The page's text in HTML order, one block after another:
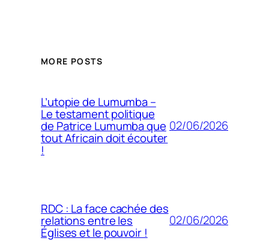
MORE POSTS
L’utopie de Lumumba –
Le testament politique
de Patrice Lumumba que
tout Africain doit écouter
!
02/06/2026
RDC : La face cachée des
relations entre les
Églises et le pouvoir !
02/06/2026